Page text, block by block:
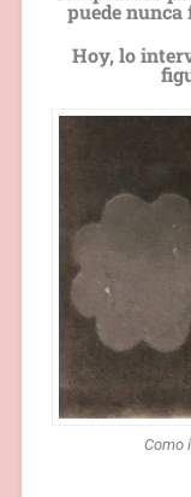
puede nunca
Hoy, lo
Como